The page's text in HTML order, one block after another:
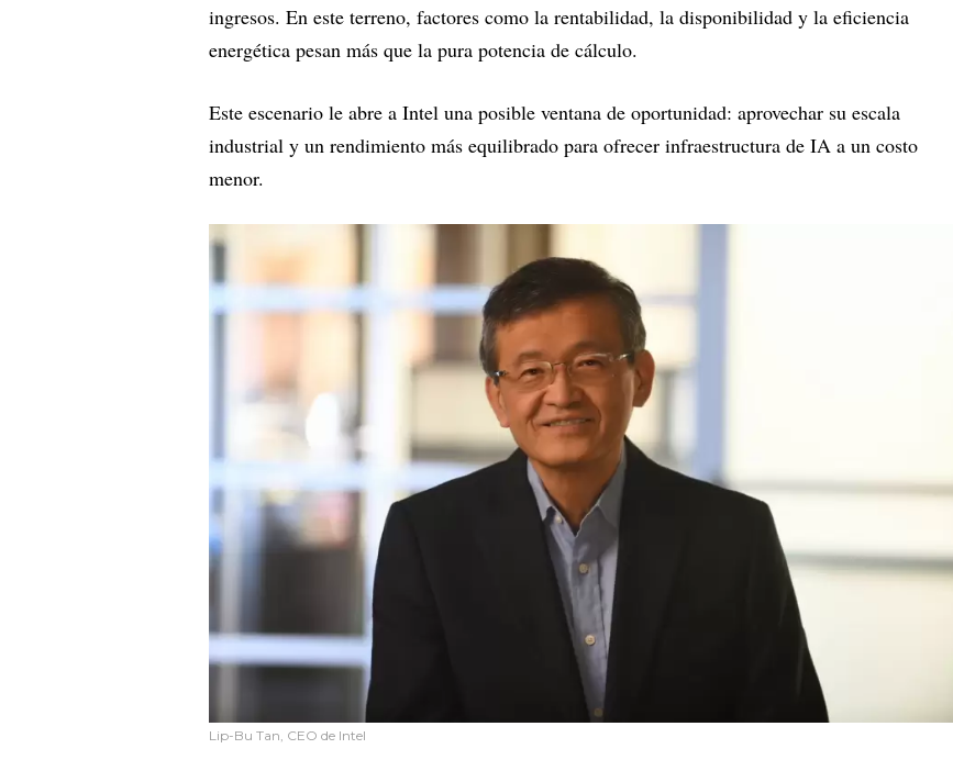
ingresos. En este terreno, factores como la rentabilidad, la disponibilidad y la eficiencia
energética pesan más que la pura potencia de cálculo.
Este escenario le abre a Intel una posible ventana de oportunidad: aprovechar su escala
industrial y un rendimiento más equilibrado para ofrecer infraestructura de IA a un costo
menor.
Lip-Bu Tan, CEO de Intel